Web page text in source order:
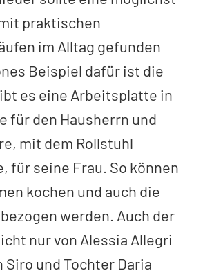
praktischen
im Alltag gefunden
Beispiel dafür ist die
es eine Arbeitsplatte in
für den Hausherrn und
mit dem Rollstuhl
für seine Frau. So können
kochen und auch die
werden. Auch der
nur von Alessia Allegri
Siro und Tochter Daria